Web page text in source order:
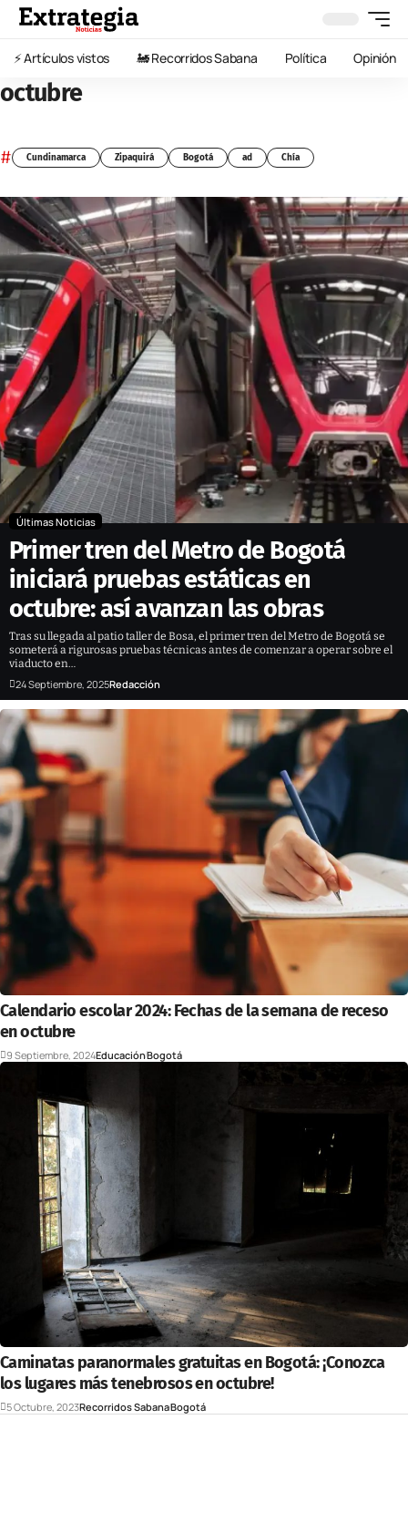
⚡️ Artículos vistos 🚂 Recorridos Sabana Política Opinión
octubre
# Cundinamarca Zipaquirá Bogotá ad Chía
Últimas Noticias
Primer tren del Metro de Bogotá
iniciará pruebas estáticas en
octubre: así avanzan las obras
Tras su llegada al patio taller de Bosa, el primer tren del Metro de Bogotá se
someterá a rigurosas pruebas técnicas antes de comenzar a operar sobre el
viaducto en…
24 Septiembre, 2025Redacción
Calendario escolar 2024: Fechas de la semana de receso
en octubre
9 Septiembre, 2024EducaciónBogotá
Caminatas paranormales gratuitas en Bogotá: ¡Conozca
los lugares más tenebrosos en octubre!
5 Octubre, 2023Recorridos SabanaBogotá